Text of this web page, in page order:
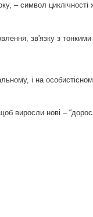
– символ
зв'язку з
і на особистісному
виросли нові –